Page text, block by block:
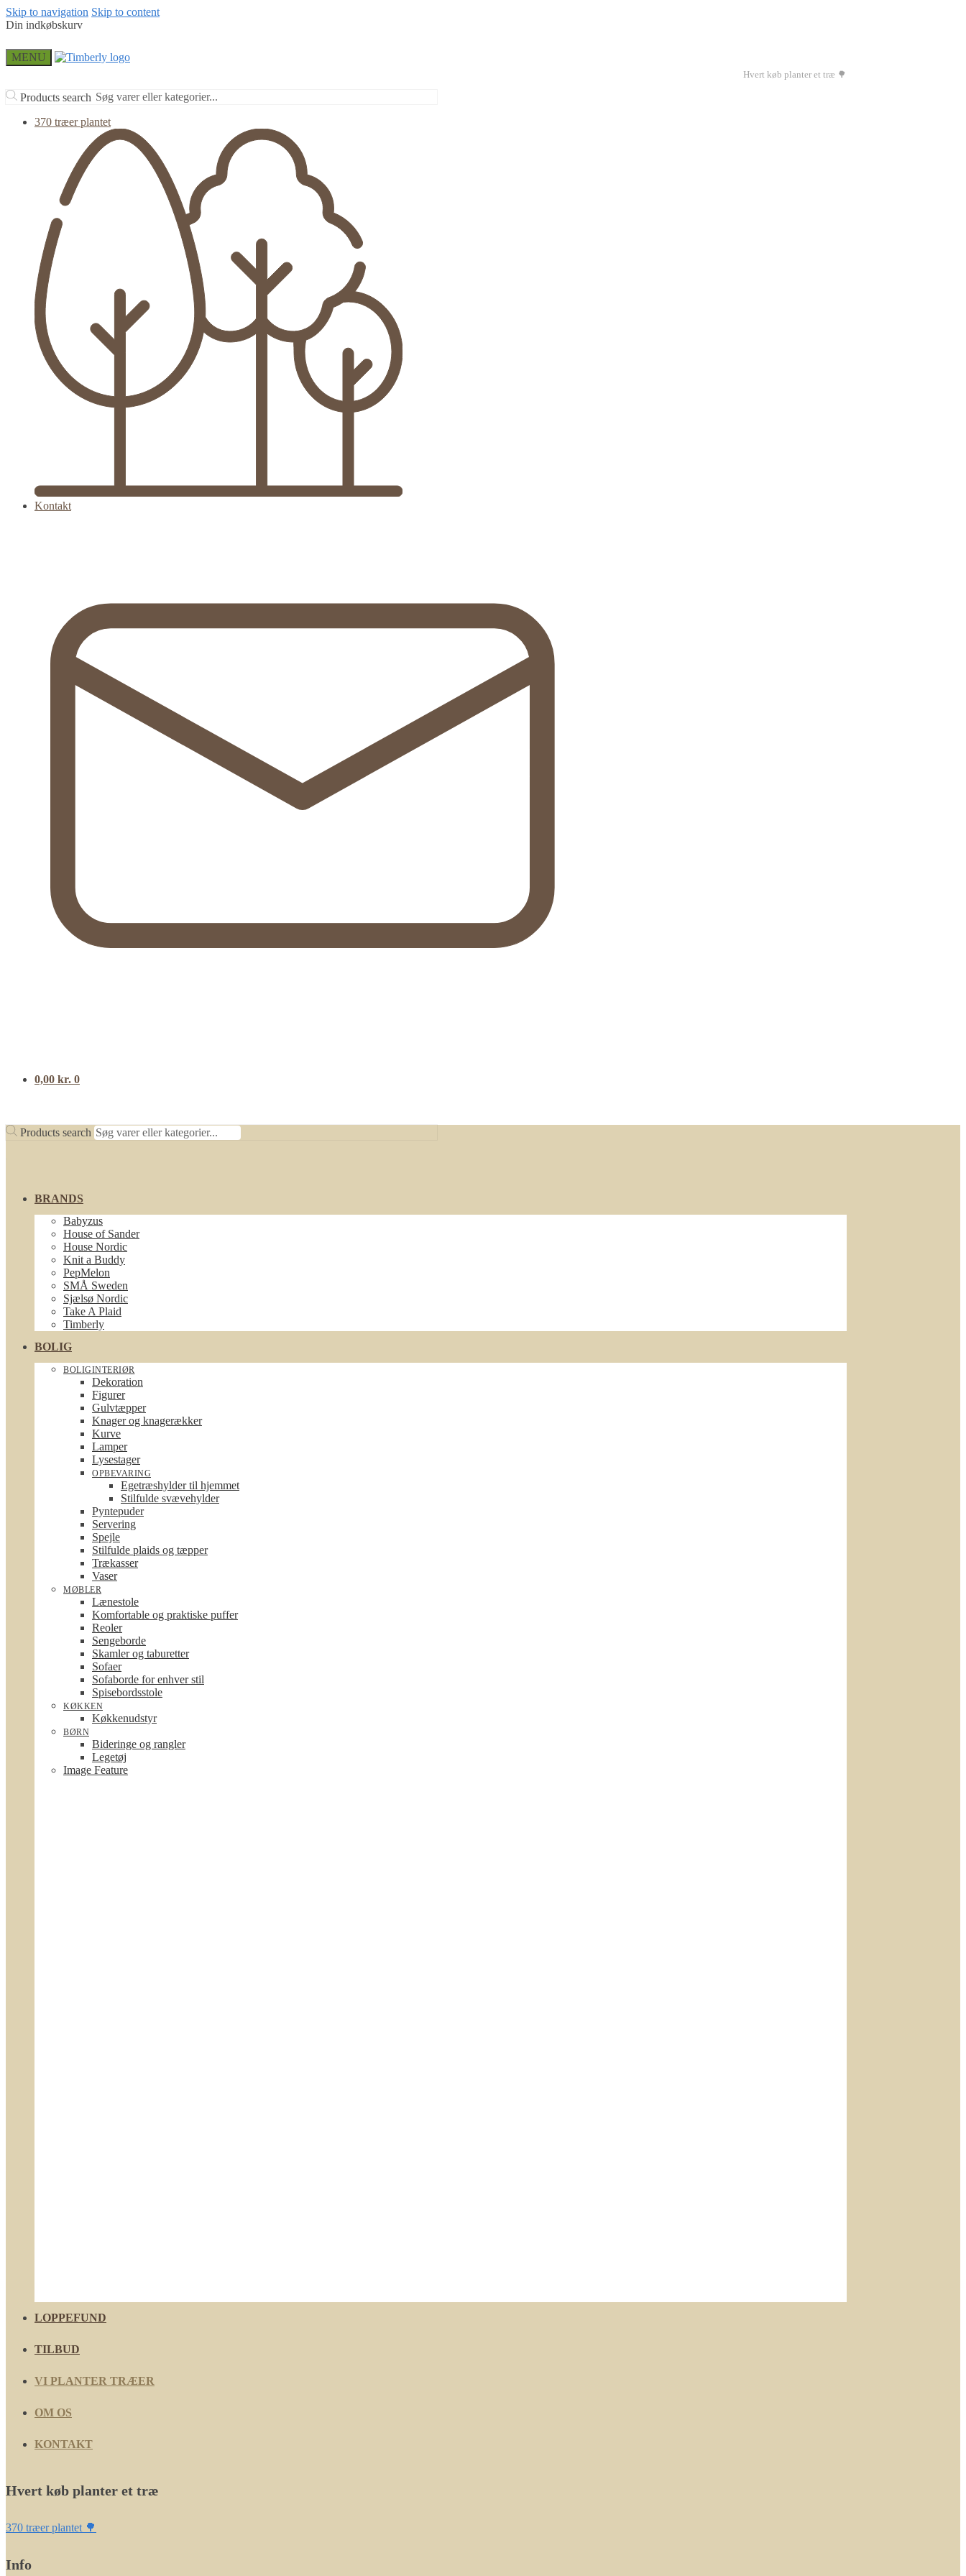
Skip to navigation Skip to content
Din indkøbskurv
MENU
Hvert køb planter et træ 🌳
Products search
370 træer plantet
Kontakt
0,00 kr. 0
Products search
BRANDS
Babyzus
House of Sander
House Nordic
Knit a Buddy
PepMelon
SMÅ Sweden
Sjælsø Nordic
Take A Plaid
Timberly
BOLIG
BOLIGINTERIØR
Dekoration
Figurer
Gulvtæpper
Knager og knagerækker
Kurve
Lamper
Lysestager
OPBEVARING
Egetræshylder til hjemmet
Stilfulde svævehylder
Pyntepuder
Servering
Spejle
Stilfulde plaids og tæpper
Trækasser
Vaser
MØBLER
Lænestole
Komfortable og praktiske puffer
Reoler
Sengeborde
Skamler og taburetter
Sofaer
Sofaborde for enhver stil
Spisebordsstole
KØKKEN
Køkkenudstyr
BØRN
Bideringe og rangler
Legetøj
Image Feature
LOPPEFUND
TILBUD
VI PLANTER TRÆER
OM OS
KONTAKT
Hvert køb planter et træ
370 træer plantet 🌳
Info